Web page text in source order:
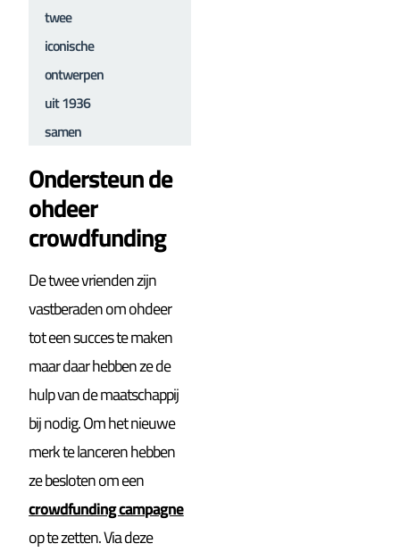
twee
iconische
ontwerpen
uit 1936
samen
Ondersteun de
ohdeer
crowdfunding
De twee vrienden zijn
vastberaden om ohdeer
tot een succes te maken
maar daar hebben ze de
hulp van de maatschappij
bij nodig. Om het nieuwe
merk te lanceren hebben
ze besloten om een
crowdfunding campagne
op te zetten. Via deze